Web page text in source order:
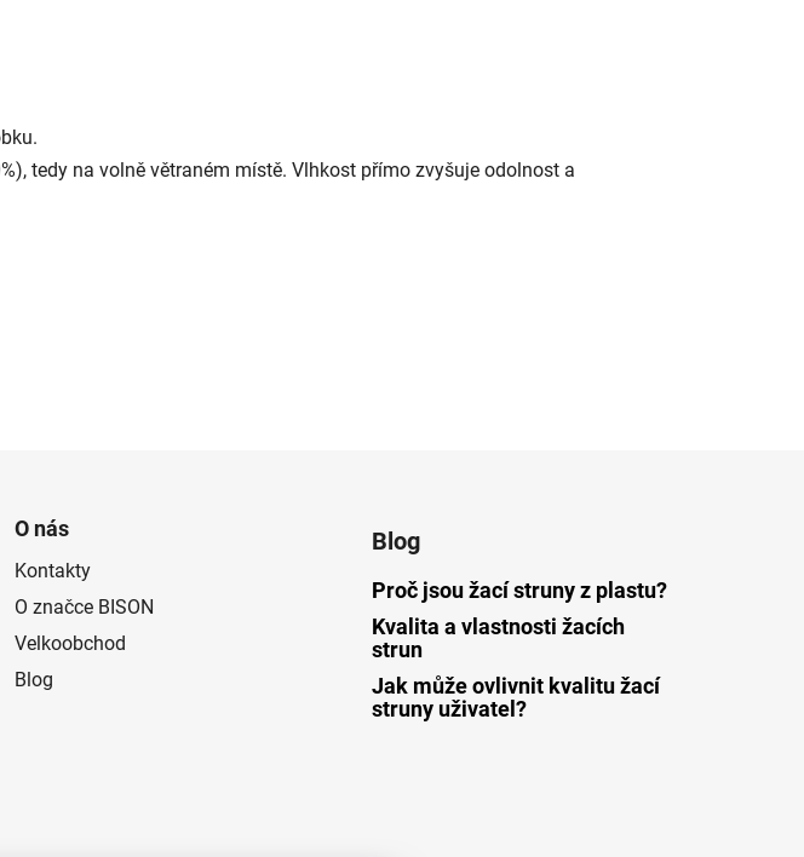
tedy na volně větraném místě. Vlhkost přímo zvyšuje odolnost a
O nás
Kontakty
O značce BISON
Velkoobchod
Blog
Blog
Proč jsou žací struny z plastu?
Kvalita a vlastnosti žacích
strun
Jak může ovlivnit kvalitu žací
struny uživatel?